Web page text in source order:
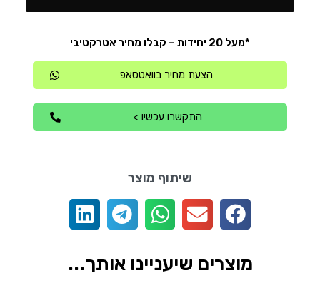
*מעל 20 יחידות – קבלו מחיר אטרקטיבי
הצעת מחיר בוואטסאפ
התקשרו עכשיו >
שיתוף מוצר
מוצרים שיעניינו אותך...